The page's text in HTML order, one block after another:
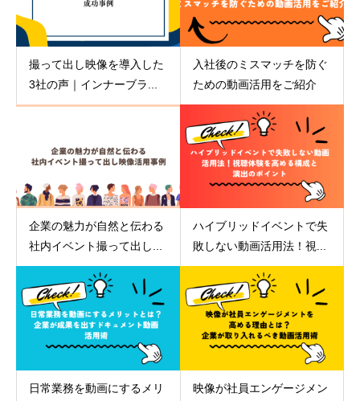
撮って出し映像を導入した
3社の声｜インナーブラ...
入社後のミスマッチを防ぐ
ための動画活用をご紹介
企業の魅力が自然と伝わる
社内イベント撮って出し...
ハイブリッドイベントで失
敗しない動画活用法！視...
日常業務を動画にするメリ
映像が社員エンゲージメン